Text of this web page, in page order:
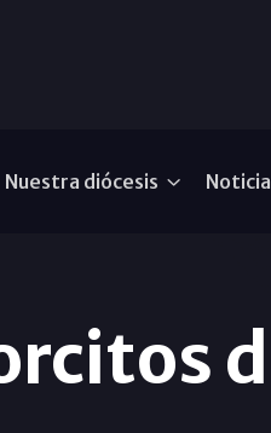
Nuestra diócesis